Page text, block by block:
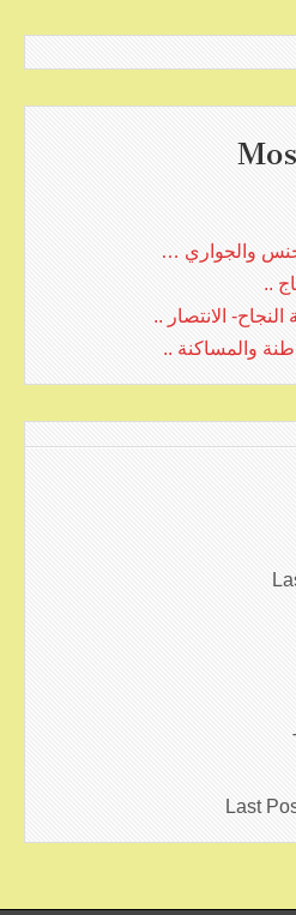
والجواري …
..
النجاح- الانتصار ..
والمساكنة ..
Last